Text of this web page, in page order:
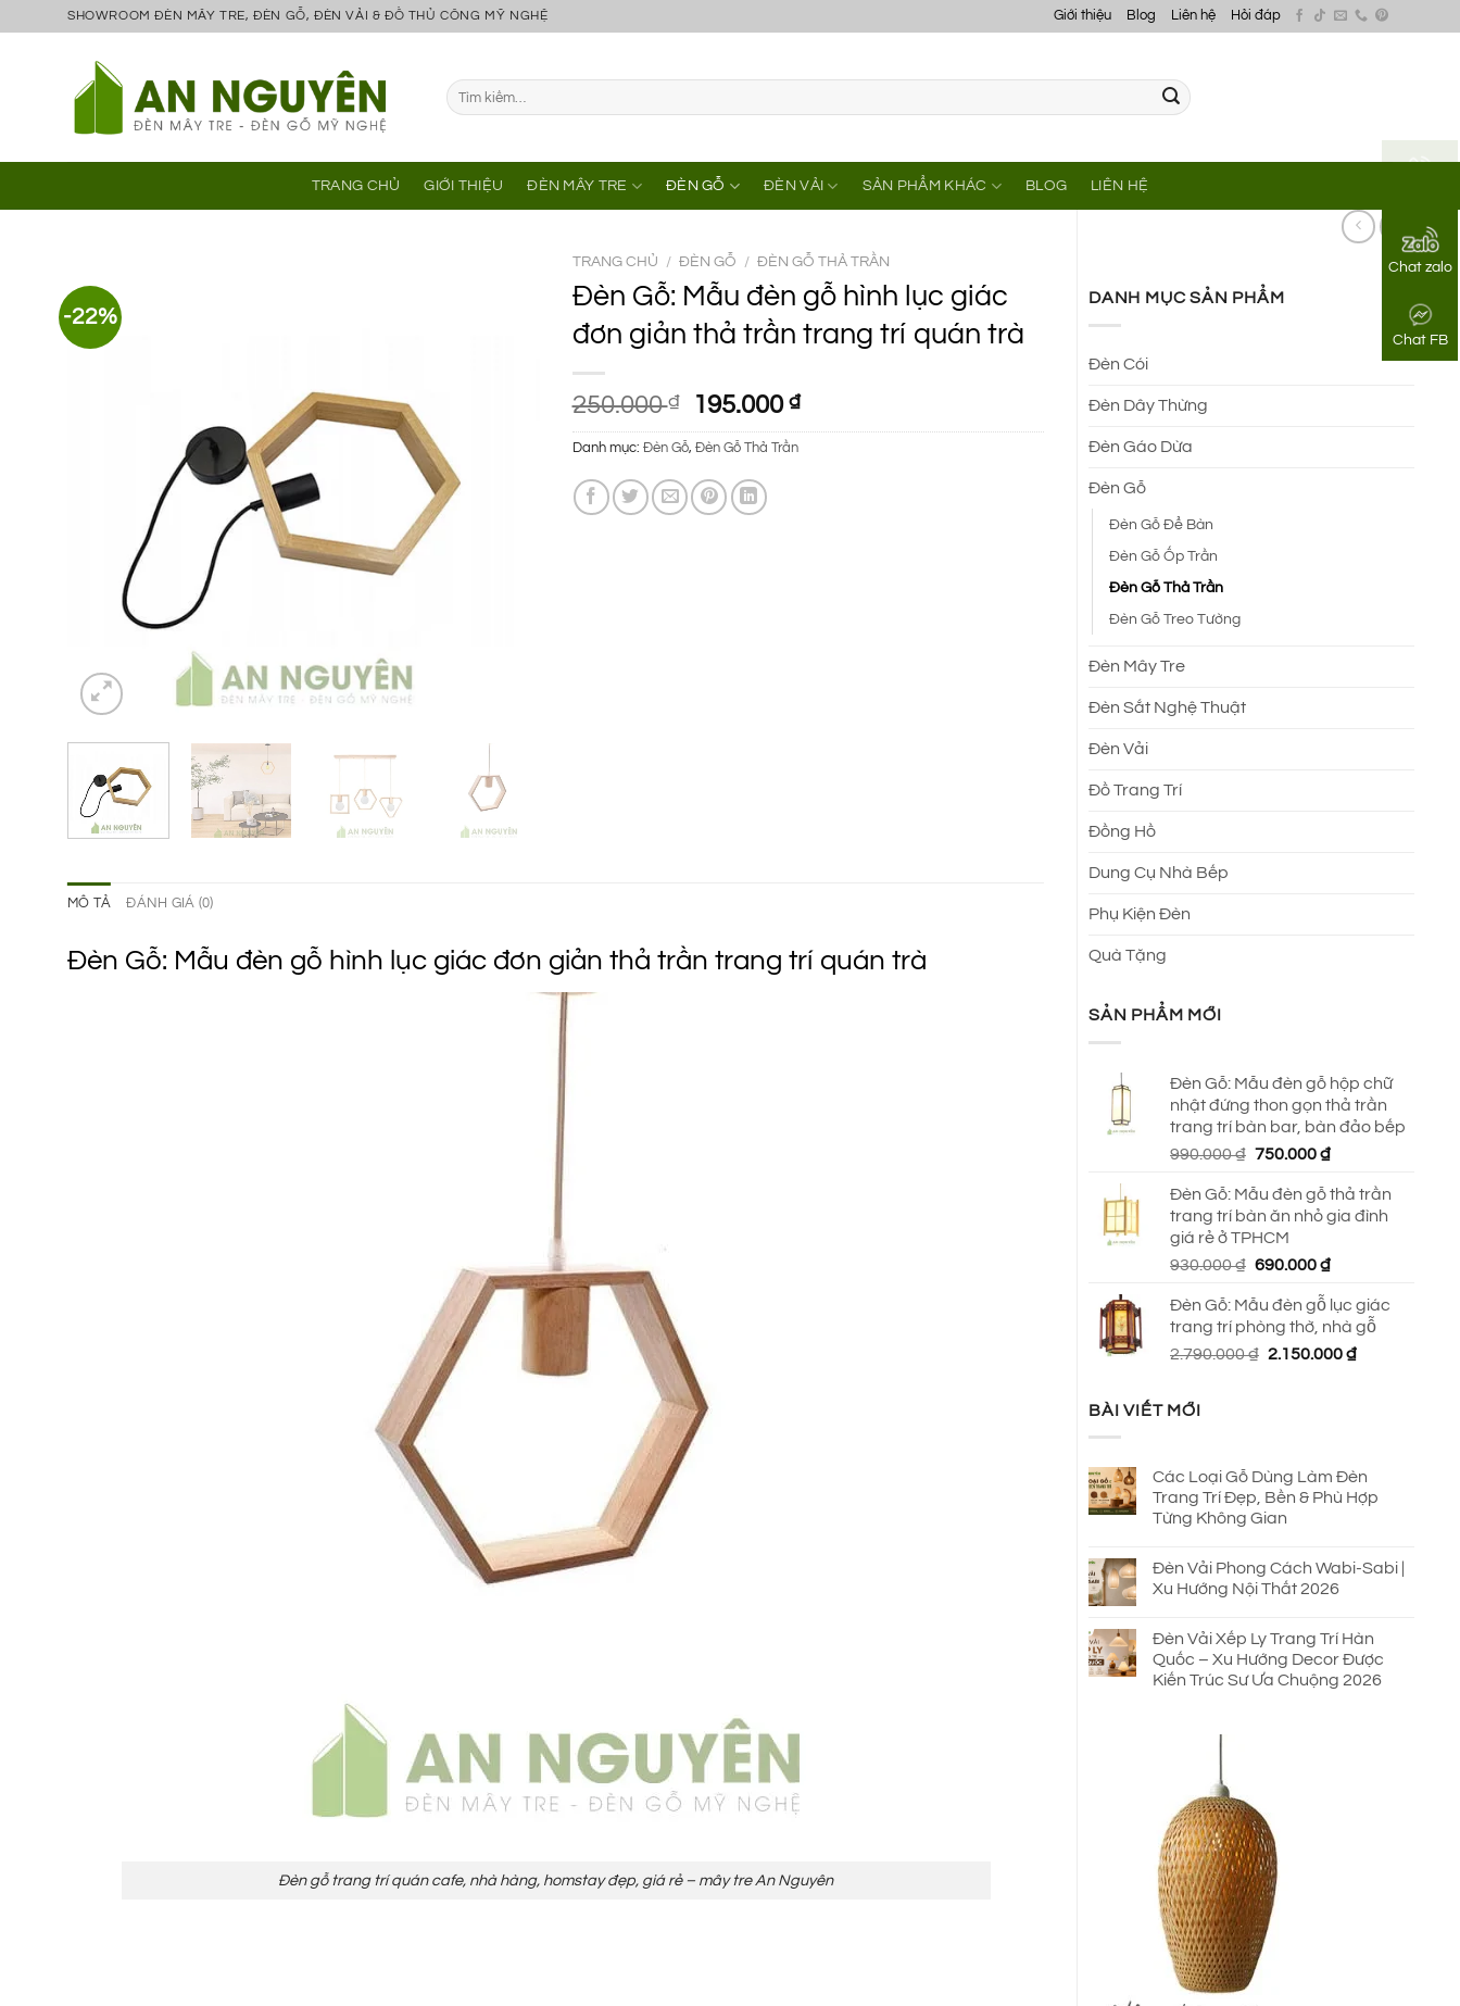
Chat zalo
Chat FB
SHOWROOM ĐÈN MÂY TRE, ĐÈN GỖ, ĐÈN VẢI & ĐỒ THỦ CÔNG MỸ NGHỆ Giới thiệu Blog Liên hệ Hỏi đáp
Tìm
kiếm:
TRANG CHỦ GIỚI THIỆU ĐÈN MÂY TRE ĐÈN GỖ ĐÈN VẢI SẢN PHẨM KHÁC BLOG LIÊN HỆ
DANH MỤC SẢN PHẨM
Đèn Cói
Đèn Dây Thừng
Đèn Gáo Dừa
Đèn Gỗ
Đèn Gỗ Để Bàn
Đèn Gỗ Ốp Trần
Đèn Gỗ Thả Trần
Đèn Gỗ Treo Tường
Đèn Mây Tre
Đèn Sắt Nghệ Thuật
Đèn Vải
Đồ Trang Trí
Đồng Hồ
Dung Cụ Nhà Bếp
Phụ Kiện Đèn
Quà Tặng
SẢN PHẨM MỚI
Đèn Gỗ: Mẫu đèn gỗ hộp chữ
nhật đứng thon gọn thả trần
trang trí bàn bar, bàn đảo bếp
990.000₫ Giá
là:
990.000 ₫.
750.000₫Giá
tại
là:
Đèn Gỗ: Mẫu đèn gỗ thả trần
trang trí bàn ăn nhỏ gia đình
giá rẻ ở TPHCM
930.000₫ Giá
là:
930.000 ₫.
690.000₫Giá
tại
là:
690.000 ₫.
Đèn Gỗ: Mẫu đèn gỗ lục giác
trang trí phòng thờ, nhà gỗ
2.790.000₫ Giá
2.150.000₫Giá
BÀI VIẾT MỚI
Các Loại Gỗ Dùng Làm Đèn
Trang Trí Đẹp, Bền & Phù Hợp
Từng Không Gian
Đèn Vải Phong Cách Wabi-Sabi |
Xu Hướng Nội Thất 2026
Đèn Vải Xếp Ly Trang Trí Hàn
Quốc – Xu Hướng Decor Được
Kiến Trúc Sư Ưa Chuộng 2026
-22%
TRANG CHỦ / ĐÈN GỖ / ĐÈN GỖ THẢ TRẦN
Đèn Gỗ: Mẫu đèn gỗ hình lục giác
đơn giản thả trần trang trí quán trà
250.000₫
Giá
gốc
là:
250.000 ₫.
195.000 ₫Giá
hiện
Danh mục: Đèn Gỗ, Đèn Gỗ Thả Trần
MÔ TẢ ĐÁNH GIÁ (0)
Đèn Gỗ: Mẫu đèn gỗ hình lục giác đơn giản thả trần trang trí quán trà
Đèn gỗ trang trí quán cafe, nhà hàng, homstay đẹp, giá rẻ – mây tre An Nguyên